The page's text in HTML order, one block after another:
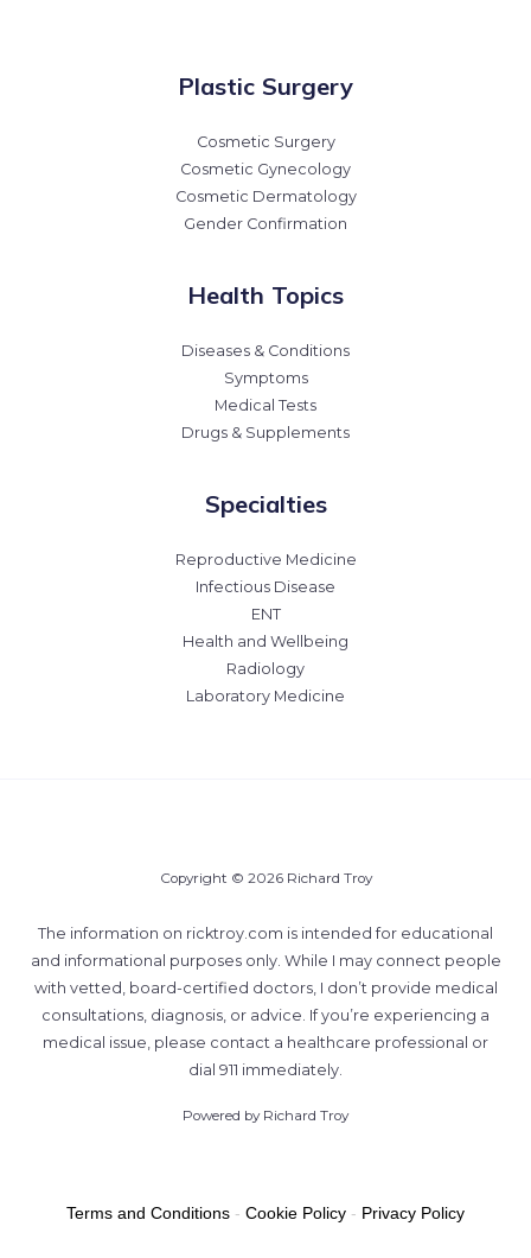
Plastic Surgery
Cosmetic Surgery
Cosmetic Gynecology
Cosmetic Dermatology
Gender Confirmation
Health Topics
Diseases & Conditions
Symptoms
Medical Tests
Drugs & Supplements
Specialties
Reproductive Medicine
Infectious Disease
ENT
Health and Wellbeing
Radiology
Laboratory Medicine
Copyright © 2026 Richard Troy
The information on ricktroy.com is intended for educational
and informational purposes only. While I may connect people
with vetted, board-certified doctors, I don’t provide medical
consultations, diagnosis, or advice. If you’re experiencing a
medical issue, please contact a healthcare professional or
dial 911 immediately.
Powered by Richard Troy
Terms and Conditions - Cookie Policy - Privacy Policy